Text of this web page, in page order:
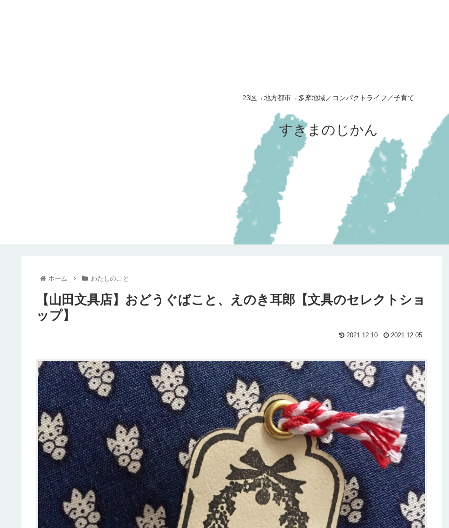
23区→地方都市→多摩地域／コンパクトライフ／子育て
すきまのじかん
ホーム わたしのこと
【山田文具店】おどうぐばこと、えのき耳郎【文具のセレクトショ
ップ】
2021.12.10 2021.12.05